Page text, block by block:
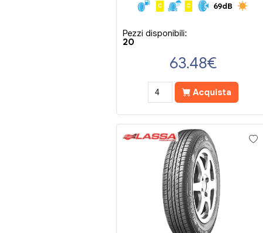
C C 69dB
Pezzi disponibili:
20
63.48€
Acquista